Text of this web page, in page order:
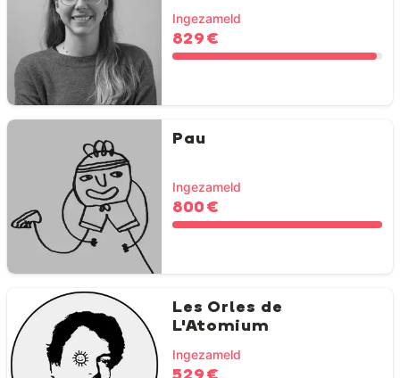
Ingezameld
829 €
Pau
Ingezameld
800 €
Les Orles de
L'Atomium
Ingezameld